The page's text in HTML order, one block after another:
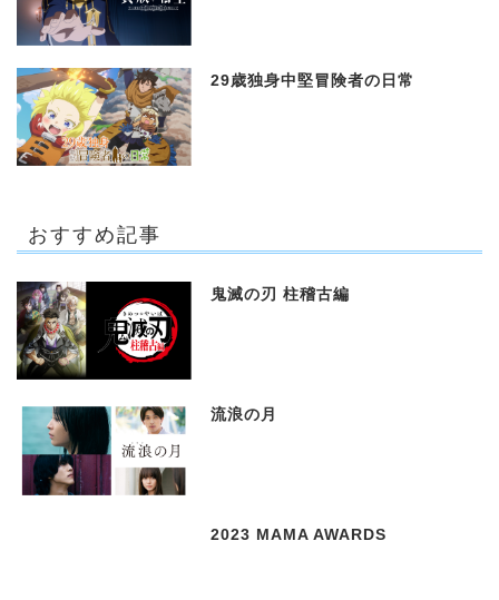
29歳独身中堅冒険者の日常
おすすめ記事
鬼滅の刃 柱稽古編
流浪の月
2023 MAMA AWARDS